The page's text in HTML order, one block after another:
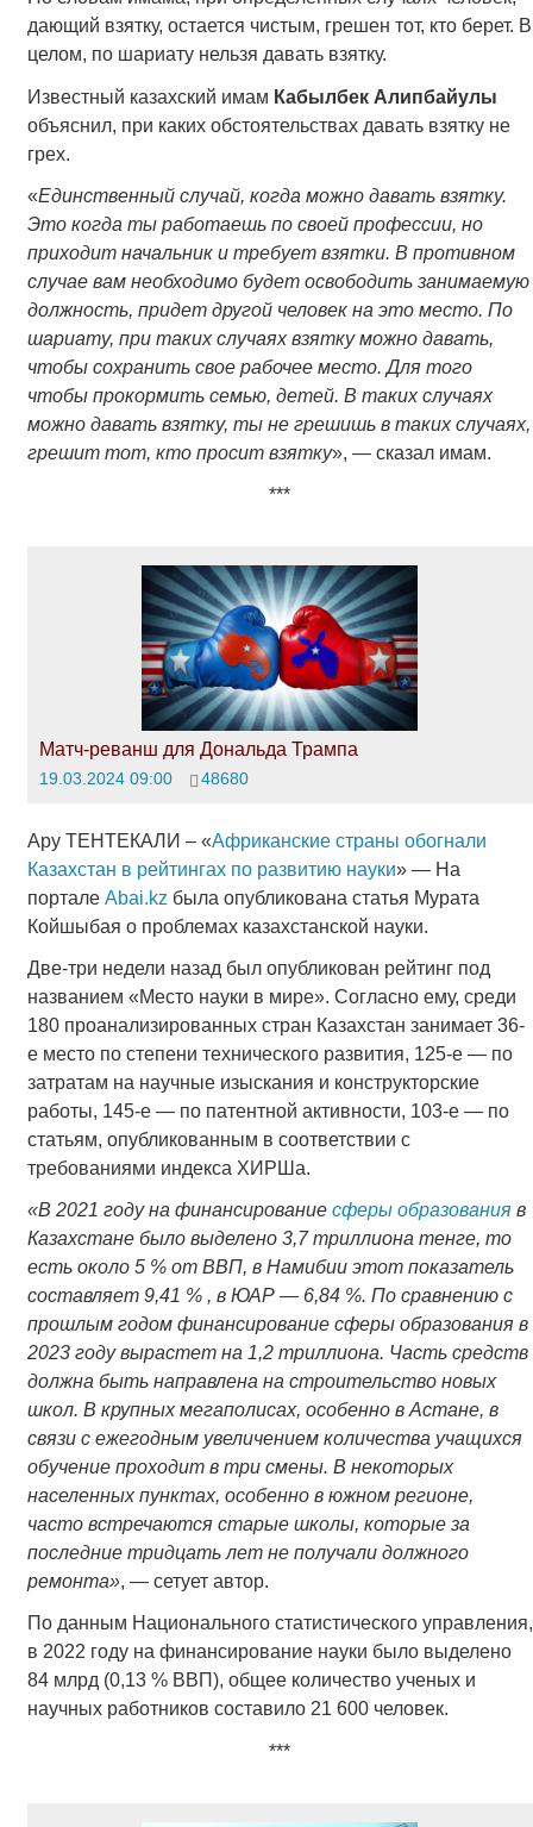
дающий взятку, остается чистым, грешен тот, кто берет. В
целом, по шариату нельзя давать взятку.
Известный казахский имам Кабылбек Алипбайулы
объяснил, при каких обстоятельствах давать взятку не
грех.
«Единственный случай, когда можно давать взятку.
Это когда ты работаешь по своей профессии, но
приходит начальник и требует взятки. В противном
случае вам необходимо будет освободить занимаемую
должность, придет другой человек на это место. По
шариату, при таких случаях взятку можно давать,
чтобы сохранить свое рабочее место. Для того
чтобы прокормить семью, детей. В таких случаях
можно давать взятку, ты не грешишь в таких случаях,
грешит тот, кто просит взятку», — сказал имам.
***
Матч-реванш для Дональда Трампа
19.03.2024 09:00 48680
Ару ТЕНТЕКАЛИ – «Африканские страны обогнали
Казахстан в рейтингах по развитию науки» — На
портале Аbai.kz была опубликована статья Мурата
Койшыбая о проблемах казахстанской науки.
Две-три недели назад был опубликован рейтинг под
названием «Место науки в мире». Согласно ему, среди
180 проанализированных стран Казахстан занимает 36-
е место по степени технического развития, 125-е ― по
затратам на научные изыскания и конструкторские
работы, 145-е ― по патентной активности, 103-е ― по
статьям, опубликованным в соответствии с
требованиями индекса ХИРШа.
«В 2021 году на финансирование сферы образованияв
Казахстане было выделено 3,7 триллиона тенге, то
есть около 5 % от ВВП, в Намибии этот показатель
составляет 9,41 % , в ЮАР ― 6,84 %. По сравнению с
прошлым годом финансирование сферы образования в
2023 году вырастет на 1,2 триллиона. Часть средств
должна быть направлена на строительство новых
школ. В крупных мегаполисах, особенно в Астане, в
связи с ежегодным увеличением количества учащихся
обучение проходит в три смены. В некоторых
населенных пунктах, особенно в южном регионе,
часто встречаются старые школы, которые за
последние тридцать лет не получали должного
ремонта», ― сетует автор.
По данным Национального статистического управления,
в 2022 году на финансирование науки было выделено
84 млрд (0,13 % ВВП), общее количество ученых и
научных работников составило 21 600 человек.
***